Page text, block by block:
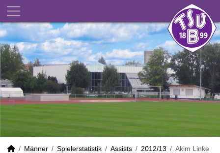
Männer Spielerstatistik Assists 2012/13 Akim Linke